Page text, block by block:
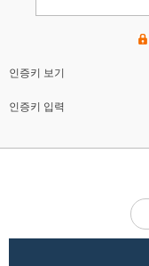
인증키 보기
인증키 입력